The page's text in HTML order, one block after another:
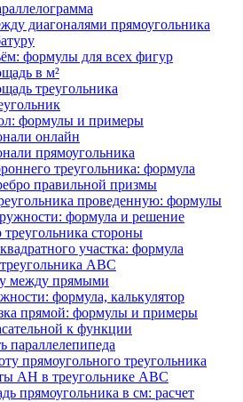
диагоналями прямоугольника
формулы для всех фигур
в м²
треугольника
формулы и примеры
онлайн
прямоугольника
треугольника: формула
правильной призмы
проведенную: формулы
формула и решение
стороны
участка: формула
ABC
между прямыми
формула, калькулятор
прямой: формулы и примеры
к функции
параллелепипеда
прямоугольного треугольника
AH в треугольнике ABC
прямоугольника в см: расчет